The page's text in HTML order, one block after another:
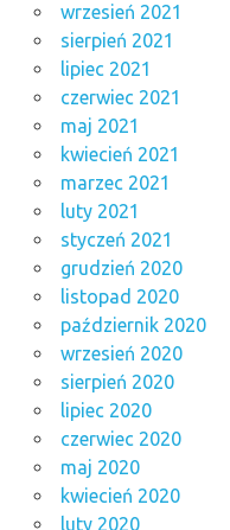
wrzesień 2021
sierpień 2021
lipiec 2021
czerwiec 2021
maj 2021
kwiecień 2021
marzec 2021
luty 2021
styczeń 2021
grudzień 2020
listopad 2020
październik 2020
wrzesień 2020
sierpień 2020
lipiec 2020
czerwiec 2020
maj 2020
kwiecień 2020
luty 2020